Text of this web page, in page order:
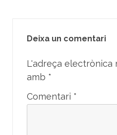
Deixa un comentari
L'adreça electrònica
amb *
Comentari *